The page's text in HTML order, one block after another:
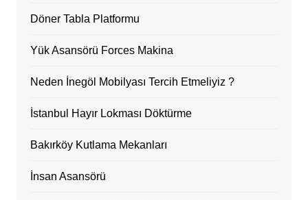
Döner Tabla Platformu
Yük Asansörü Forces Makina
Neden İnegöl Mobilyası Tercih Etmeliyiz ?
İstanbul Hayır Lokması Döktürme
Bakırköy Kutlama Mekanları
İnsan Asansörü